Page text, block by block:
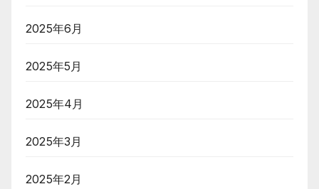
2025年6月
2025年5月
2025年4月
2025年3月
2025年2月